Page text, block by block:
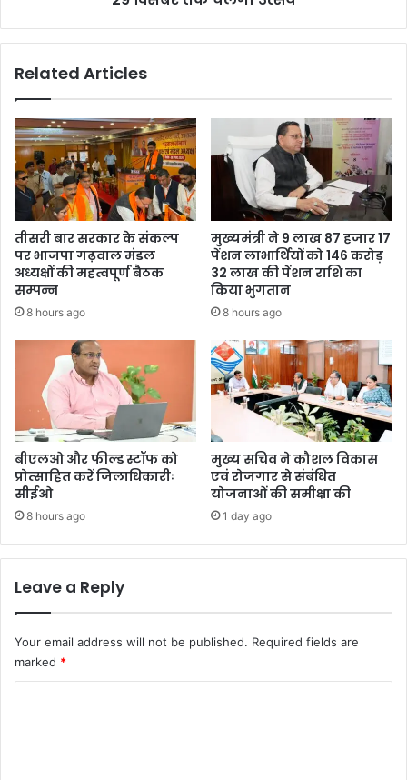
Related Articles
तीसरी बार सरकार के संकल्प
पर भाजपा गढ़वाल मंडल
अध्यक्षों की महत्वपूर्ण बैठक
सम्पन्न
8 hours ago
मुख्यमंत्री ने 9 लाख 87 हजार 17
पेंशन लाभार्थियों को 146 करोड़
32 लाख की पेंशन राशि का
किया भुगतान
8 hours ago
बीएलओ और फील्ड स्टॉफ को
प्रोत्साहित करें जिलाधिकारीः
सीईओ
8 hours ago
मुख्य सचिव ने कौशल विकास
एवं रोजगार से संबंधित
योजनाओं की समीक्षा की
1 day ago
Leave a Reply
Your email address will not be published. Required fields are
marked *